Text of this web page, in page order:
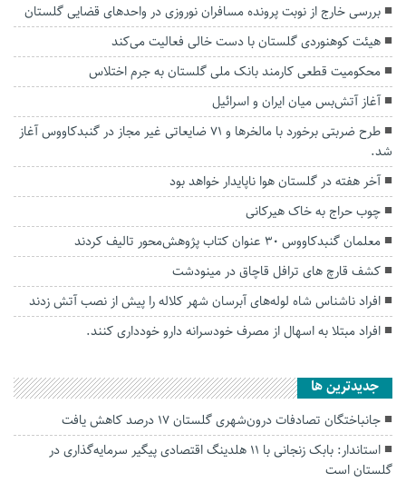
بررسی خارج از نوبت پرونده مسافران نوروزی در واحد‌های قضایی گلستان
هیئت کوهنوردی گلستان با دست خالی فعالیت می‌کند
محکومیت قطعی کارمند بانک ملی گلستان به جرم اختلاس
آغاز آتش‌بس میان ایران و اسرائیل
طرح ضربتی برخورد با مالخرها و ۷۱ ضایعاتی غیر مجاز در گنبدکاووس آغاز
شد.
آخر هفته در گلستان هوا ناپایدار خواهد بود
چوب حراج به خاک هیرکانی
معلمان گنبدکاووس ۳۰ عنوان کتاب پژوهش‌محور تالیف کردند
کشف قارچ های ترافل قاچاق در مینودشت
افراد ناشناس شاه لوله‌های آبرسان شهر کلاله را پیش از نصب آتش زدند
افراد مبتلا به اسهال از مصرف خودسرانه دارو خودداری کنند.
جديدترين ها
جانباختگان تصادفات درون‌شهری گلستان ۱۷ درصد کاهش یافت
استاندار: بابک زنجانی با ۱۱ هلدینگ اقتصادی پیگیر سرمایه‌گذاری در
گلستان است